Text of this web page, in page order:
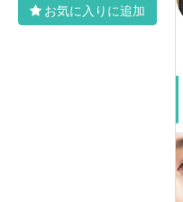
お気に入りに追加